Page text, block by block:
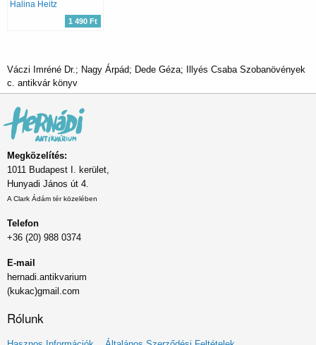
Halina Heitz
1 490 Ft
Váczi Imréné Dr.; Nagy Árpád; Dede Géza; Illyés Csaba Szobanövények
c. antikvár könyv
Megközelítés:
1011 Budapest I. kerület,
Hunyadi János út 4.
A Clark Ádám tér közelében
Telefon
+36 (20) 988 0374
E-mail
hernadi.antikvarium
(kukac)gmail.com
Rólunk